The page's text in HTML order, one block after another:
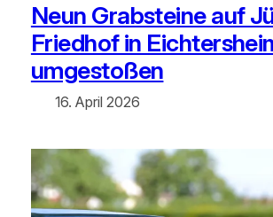
Neun Grabsteine auf
Friedhof in
umgestoßen
16. April 2026